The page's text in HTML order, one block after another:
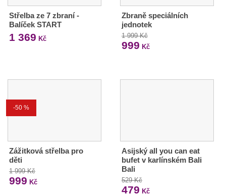
Střelba ze 7 zbraní -
Balíček START
1 369 Kč
Zbraně speciálních
jednotek
1 999 Kč
999 Kč
-50 %
Zážitková střelba pro
děti
1 999 Kč
999 Kč
Asijský all you can eat
bufet v karlínském Bali
Bali
529 Kč
479 Kč